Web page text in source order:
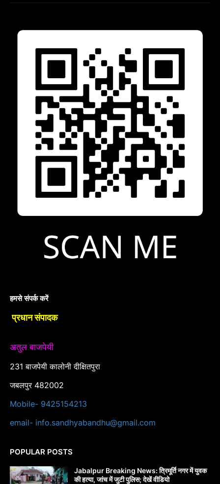
हमसे संपर्क करें
प्रधान संपादक
अतुल बाजपेयी
231 बाजपेयी कालोनी दीक्षितपुरा
जबलपुर 482002
Mobile- 9425154213
email- info.sandhyabandhu@gmail.com
POPULAR POSTS
Jabalpur Breaking News: त्रिमूर्ति नगर में युवक
की हत्या, जांच में जुटी पुलिस; देखें वीडियो